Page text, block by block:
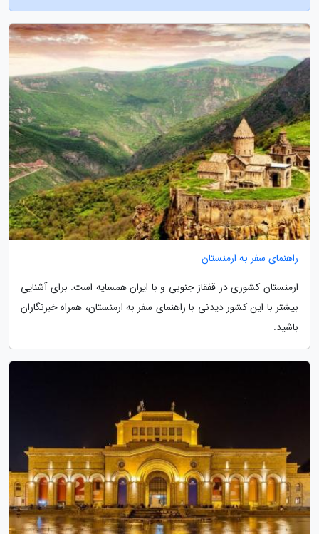
راهنمای سفر به ارمنستان
ارمنستان کشوری در قفقاز جنوبی و با ایران همسایه است. برای آشنایی
بیشتر با این کشور دیدنی با راهنمای سفر به ارمنستان، همراه خبرنگاران
باشید.